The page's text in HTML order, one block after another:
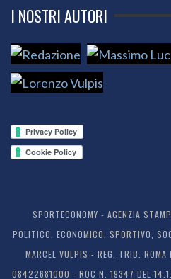
I NOSTRI AUTORI
SPORTECONOMY - AGENZIA
POLITICO, ECONOMICO, SPORTIVO,
MARCEL VULPIS - REG. TRIB.
08422681000 - ROC N. 19347 DEL